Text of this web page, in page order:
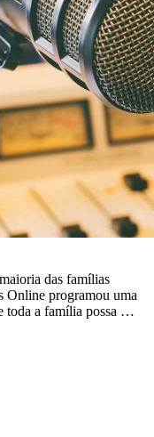
das famílias
Online programou uma
toda a família possa …